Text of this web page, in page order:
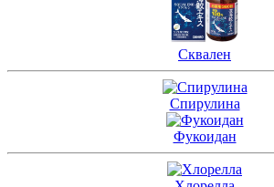
Сквален
Спирулина
Фукоидан